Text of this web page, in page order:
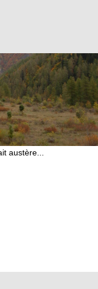
austère...